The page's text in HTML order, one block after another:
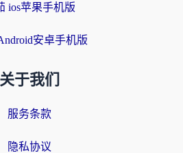
ios苹果手机版
安卓手机版
关于我们
服务条款
隐私协议